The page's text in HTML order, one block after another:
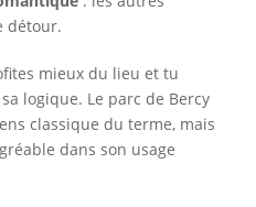
détour.
mieux du lieu et tu
logique. Le parc de Bercy
classique du terme, mais
dans son usage